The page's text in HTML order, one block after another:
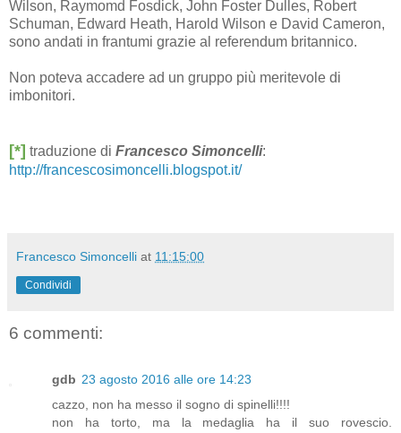
Wilson, Raymomd Fosdick, John Foster Dulles, Robert
Schuman, Edward Heath, Harold Wilson e David Cameron,
sono andati in frantumi grazie al referendum britannico.
Non poteva accadere ad un gruppo più meritevole di
imbonitori.
[*] traduzione di Francesco Simoncelli:
http://francescosimoncelli.blogspot.it/
Francesco Simoncelli at 11:15:00
Condividi
6 commenti:
gdb 23 agosto 2016 alle ore 14:23
cazzo, non ha messo il sogno di spinelli!!!!
non ha torto, ma la medaglia ha il suo rovescio.